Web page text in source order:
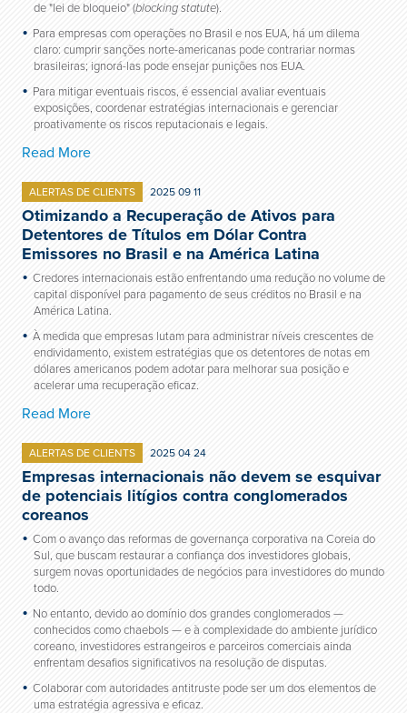
de "lei de bloqueio" (blocking statute).
Para empresas com operações no Brasil e nos EUA, há um dilema
claro: cumprir sanções norte-americanas pode contrariar normas
brasileiras; ignorá-las pode ensejar punições nos EUA.
Para mitigar eventuais riscos, é essencial avaliar eventuais
exposições, coordenar estratégias internacionais e gerenciar
proativamente os riscos reputacionais e legais.
Read More
ALERTAS DE CLIENTS 2025 09 11
Otimizando a Recuperação de Ativos para
Detentores de Títulos em Dólar Contra
Emissores no Brasil e na América Latina
Credores internacionais estão enfrentando uma redução no volume de
capital disponível para pagamento de seus créditos no Brasil e na
América Latina.
À medida que empresas lutam para administrar níveis crescentes de
endividamento, existem estratégias que os detentores de notas em
dólares americanos podem adotar para melhorar sua posição e
acelerar uma recuperação eficaz.
Read More
ALERTAS DE CLIENTS 2025 04 24
Empresas internacionais não devem se esquivar
de potenciais litígios contra conglomerados
coreanos
Com o avanço das reformas de governança corporativa na Coreia do
Sul, que buscam restaurar a confiança dos investidores globais,
surgem novas oportunidades de negócios para investidores do mundo
todo.
No entanto, devido ao domínio dos grandes conglomerados —
conhecidos como chaebols — e à complexidade do ambiente jurídico
coreano, investidores estrangeiros e parceiros comerciais ainda
enfrentam desafios significativos na resolução de disputas.
Colaborar com autoridades antitruste pode ser um dos elementos de
uma estratégia agressiva e eficaz.